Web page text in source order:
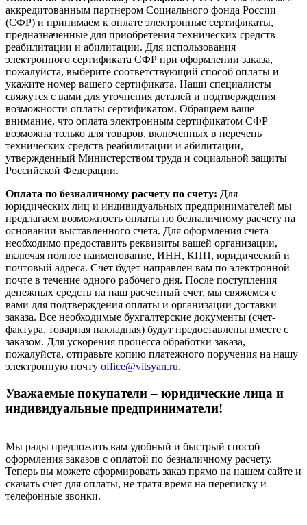
аккредитованным партнером Социального фонда России
(СФР) и принимаем к оплате электронные сертификаты,
предназначенные для приобретения технических средств
реабилитации и абилитации. Для использования
электронного сертификата СФР при оформлении заказа,
пожалуйста, выберите соответствующий способ оплаты и
укажите номер вашего сертификата. Наши специалисты
свяжутся с вами для уточнения деталей и подтверждения
возможности оплаты сертификатом. Обращаем ваше
внимание, что оплата электронным сертификатом СФР
возможна только для товаров, включенных в перечень
технических средств реабилитации и абилитации,
утвержденный Министерством труда и социальной защиты
Российской Федерации.
Оплата по безналичному расчету по счету: Для
юридических лиц и индивидуальных предпринимателей мы
предлагаем возможность оплаты по безналичному расчету на
основании выставленного счета. Для оформления счета
необходимо предоставить реквизиты вашей организации,
включая полное наименование, ИНН, КПП, юридический и
почтовый адреса. Счет будет направлен вам по электронной
почте в течение одного рабочего дня. После поступления
денежных средств на наш расчетный счет, мы свяжемся с
вами для подтверждения оплаты и организации доставки
заказа. Все необходимые бухгалтерские документы (счет-
фактура, товарная накладная) будут предоставлены вместе с
заказом. Для ускорения процесса обработки заказа,
пожалуйста, отправьте копию платежного поручения на нашу
электронную почту office@vitsyan.ru.
Уважаемые покупатели – юридические лица и
индивидуальные предприниматели!
Мы рады предложить вам удобный и быстрый способ
оформления заказов с оплатой по безналичному расчету.
Теперь вы можете сформировать заказ прямо на нашем сайте и
скачать счет для оплаты, не тратя время на переписку и
телефонные звонки.